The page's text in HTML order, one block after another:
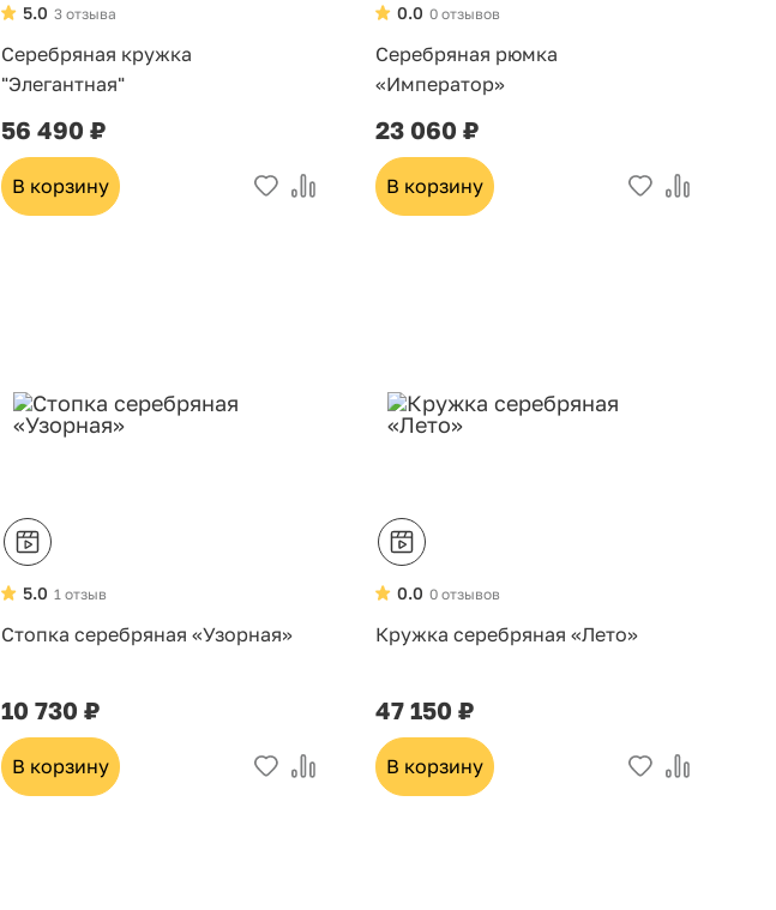
3 отзыва
5.0
Серебряная кружка
"Элегантная"
56 490 ₽
В корзину
0 отзывов
0.0
Серебряная рюмка
«Император»
23 060 ₽
В корзину
1 отзыв
5.0
Стопка серебряная «Узорная»
10 730 ₽
В корзину
0 отзывов
0.0
Кружка серебряная «Лето»
47 150 ₽
В корзину